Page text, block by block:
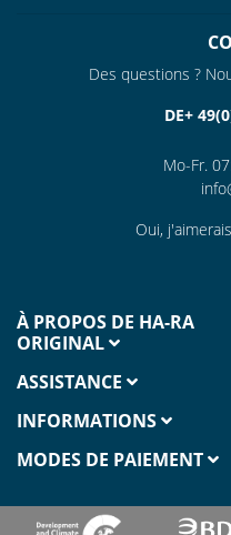
Des questions ?
DE+
Mo-Fr.
Oui,
À PROPOS DE HA-RA
ORIGINAL
ASSISTANCE
INFORMATIONS
MODES DE PAIEMENT